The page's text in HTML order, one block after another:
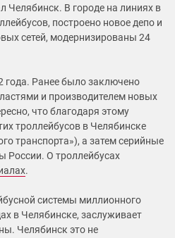
Челябинск. В городе на линиях в
построено новое депо и
сетей, модернизированы 24
года. Ранее было заключено
и производителем новых
что благодаря этому
троллейбусов в Челябинске
транспорта»), а затем серийные
России. О троллейбусах
.
системы миллионного
в Челябинске, заслуживает
Челябинск это не